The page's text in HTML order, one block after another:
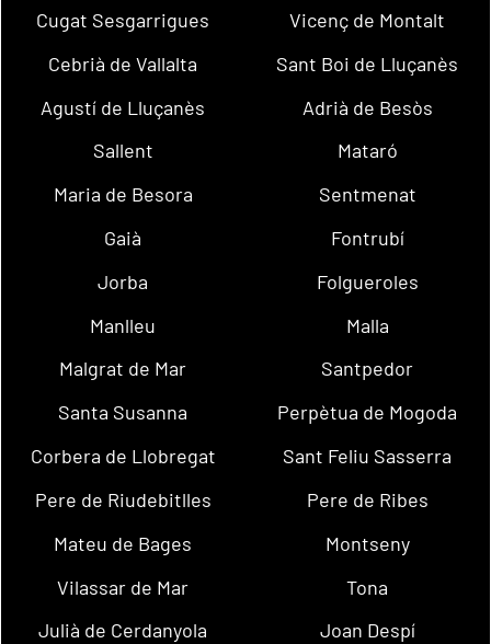
Cugat Sesgarrigues
Vicenç de Montalt
Cebrià de Vallalta
Sant Boi de Lluçanès
Agustí de Lluçanès
Adrià de Besòs
Sallent
Mataró
Maria de Besora
Sentmenat
Gaià
Fontrubí
Jorba
Folgueroles
Manlleu
Malla
Malgrat de Mar
Santpedor
Santa Susanna
Perpètua de Mogoda
Corbera de Llobregat
Sant Feliu Sasserra
Pere de Riudebitlles
Pere de Ribes
Mateu de Bages
Montseny
Vilassar de Mar
Tona
Julià de Cerdanyola
Joan Despí